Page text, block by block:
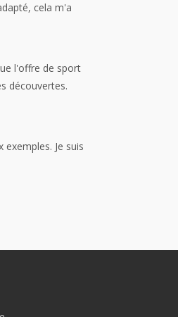
cela m'a
l'offre de sport
découvertes.
Je suis